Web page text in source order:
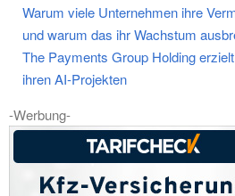
Warum viele Unternehmen ihre
und warum das ihr Wachstum
The Payments Group Holding
ihren AI-Projekten
-Werbung-